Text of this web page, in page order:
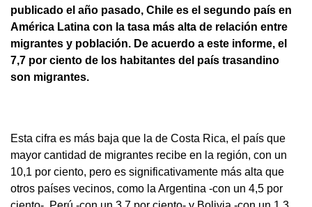
publicado el año pasado, Chile es el segundo país en
América Latina con la tasa más alta de relación entre
migrantes y población. De acuerdo a este informe, el
7,7 por ciento de los habitantes del país trasandino
son migrantes.
Esta cifra es más baja que la de Costa Rica, el país que
mayor cantidad de migrantes recibe en la región, con un
10,1 por ciento, pero es significativamente más alta que
otros países vecinos, como la Argentina -con un 4,5 por